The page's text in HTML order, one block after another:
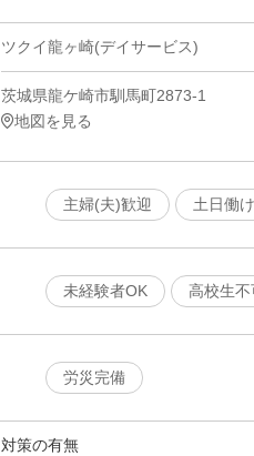
ツクイ龍ヶ崎(デイサービス)
茨城県龍ケ崎市馴馬町2873-1
地図を見る
主婦(夫)歓迎
土日働
未経験者OK
高校生不
労災完備
対策の有無